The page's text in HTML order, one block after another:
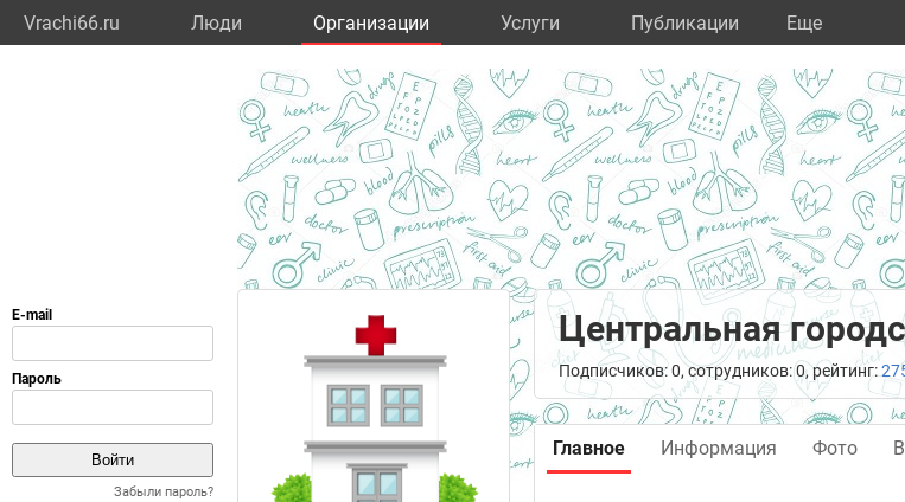
Vrachi66.ru Люди Организации Услуги Публикации Eще
Забыли пароль?
Центральная
Подписчиков: 0, сотрудников: 0, рейтинг:
Главное Информация Фото